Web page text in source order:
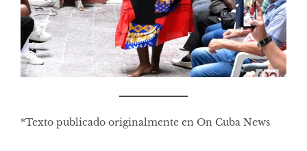
*Texto publicado originalmente en On Cuba News